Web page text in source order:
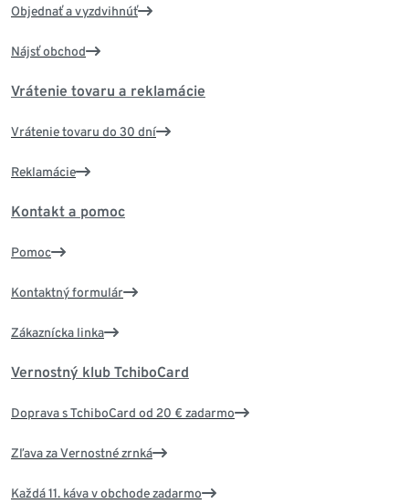
Objednať a vyzdvihnúť
Nájsť obchod
Vrátenie tovaru a reklamácie
Vrátenie tovaru do 30 dní
Reklamácie
Kontakt a pomoc
Pomoc
Kontaktný formulár
Zákaznícka linka
Vernostný klub TchiboCard
Doprava s TchiboCard od 20 € zadarmo
Zľava za Vernostné zrnká
Každá 11. káva v obchode zadarmo